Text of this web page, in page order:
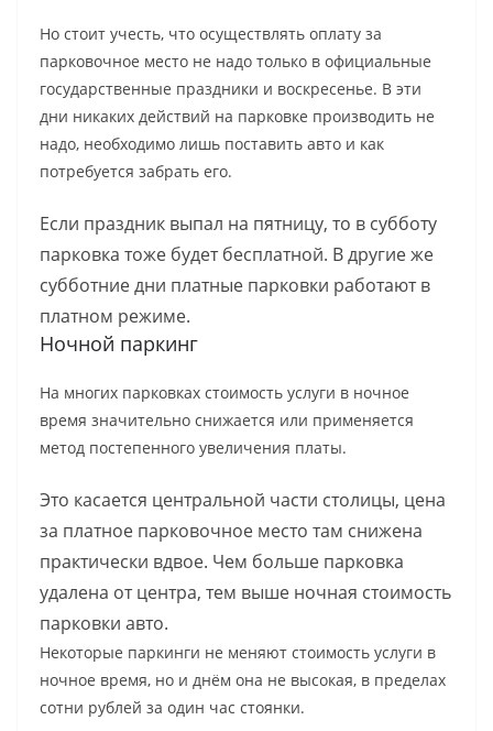
Но стоит учесть, что осуществлять оплату за
парковочное место не надо только в официальные
государственные праздники и воскресенье. В эти
дни никаких действий на парковке производить не
надо, необходимо лишь поставить авто и как
потребуется забрать его.
Если праздник выпал на пятницу, то в субботу
парковка тоже будет бесплатной. В другие же
субботние дни платные парковки работают в
платном режиме.
Ночной паркинг
На многих парковках стоимость услуги в ночное
время значительно снижается или применяется
метод постепенного увеличения платы.
Это касается центральной части столицы, цена
за платное парковочное место там снижена
практически вдвое. Чем больше парковка
удалена от центра, тем выше ночная стоимость
парковки авто.
Некоторые паркинги не меняют стоимость услуги в
ночное время, но и днём она не высокая, в пределах
сотни рублей за один час стоянки.